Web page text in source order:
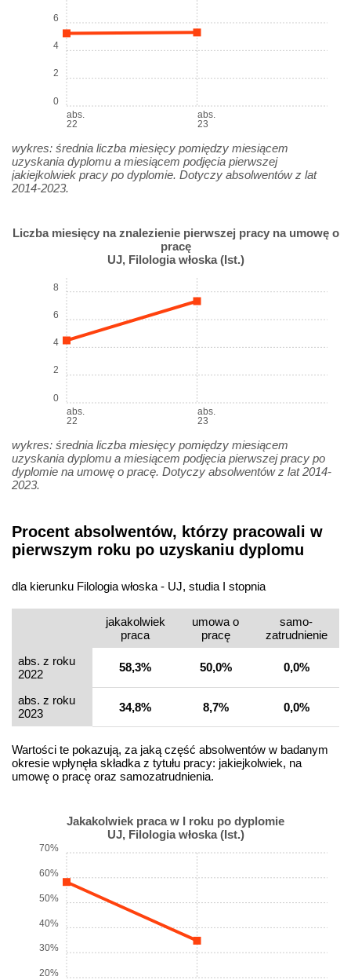
abs.
22
abs.
23
0
2
4
6
wykres: średnia liczba miesięcy pomiędzy miesiącem
uzyskania dyplomu a miesiącem podjęcia pierwszej
jakiejkolwiek pracy po dyplomie. Dotyczy absolwentów z lat
2014-2023.
Liczba miesięcy na znalezienie pierwszej pracy na umowę o
pracę
UJ, Filologia włoska (Ist.)
abs.
22
abs.
23
0
2
4
6
8
wykres: średnia liczba miesięcy pomiędzy miesiącem
uzyskania dyplomu a miesiącem podjęcia pierwszej pracy po
dyplomie na umowę o pracę. Dotyczy absolwentów z lat 2014-
2023.
Procent absolwentów, którzy pracowali w
pierwszym roku po uzyskaniu dyplomu
dla kierunku Filologia włoska - UJ, studia I stopnia
jakakolwiek
praca
umowa o
pracę
samo­
zatrudnienie
abs. z roku
2022
58,3% 50,0% 0,0%
abs. z roku
2023
34,8% 8,7% 0,0%
Wartości te pokazują, za jaką część absolwentów w badanym
okresie wpłynęła składka z tytułu pracy: jakiejkolwiek, na
umowę o pracę oraz samozatrudnienia.
Jakakolwiek praca w I roku po dyplomie
UJ, Filologia włoska (Ist.)
20%
30%
40%
50%
60%
70%